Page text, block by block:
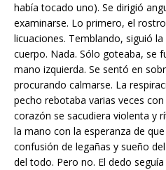
había tocado uno). Se dirigió
examinarse. Lo primero, el
licuaciones. Temblando, siguió
cuerpo. Nada. Sólo goteaba, se
mano izquierda. Se sentó en
procurando calmarse. La
pecho rebotaba varias veces
corazón se sacudiera violenta y
la mano con la esperanza de
confusión de legañas y sueño
del todo. Pero no. El dedo